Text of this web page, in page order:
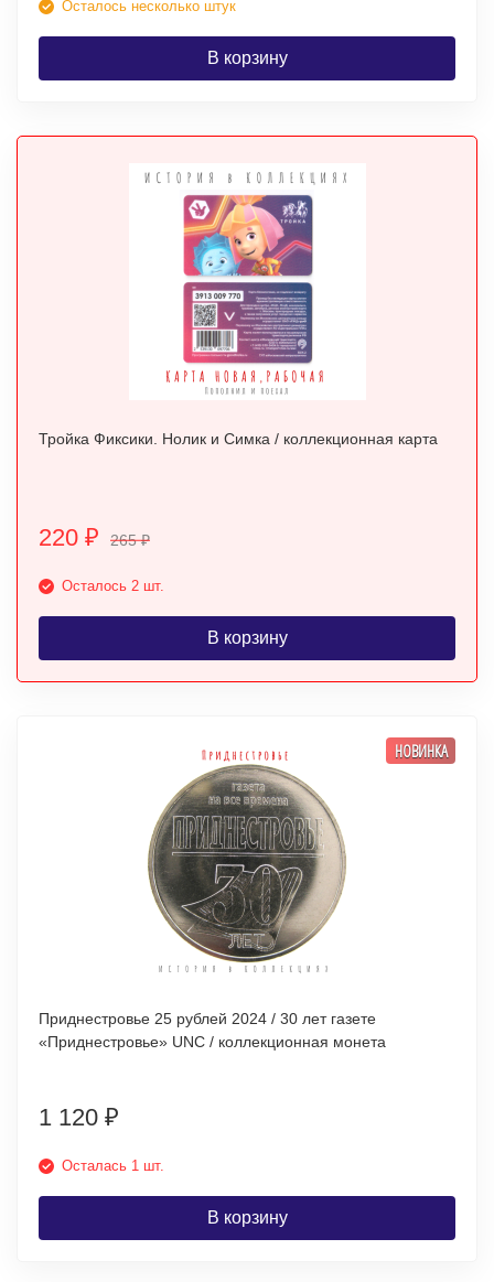
Осталось несколько штук
В корзину
Тройка Фиксики. Нолик и Симка / коллекционная карта
220 ₽ 265₽
Осталось 2 шт.
В корзину
НОВИНКА
Приднестровье 25 рублей 2024 / 30 лет газете
«Приднестровье» UNC / коллекционная монета
1 120 ₽
Осталась 1 шт.
В корзину